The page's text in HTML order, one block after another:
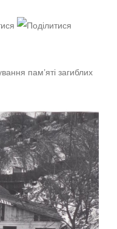
пам’яті загиблих